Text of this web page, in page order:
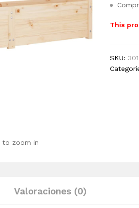
to zoom in
This
SKU:
Valoraciones (0)